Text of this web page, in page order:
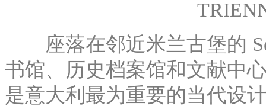
座落在邻近米兰古堡的
书馆、历史档案馆和文献中
是意大利最为重要的当代设